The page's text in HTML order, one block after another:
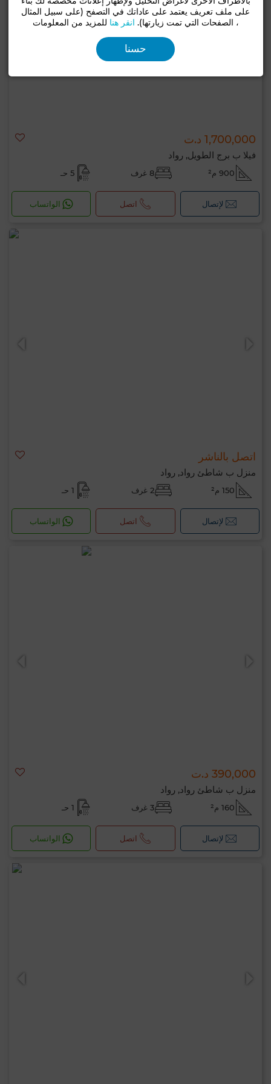
1,700,000 د.ت
فيلا ب برج الطويل, رواد
900 م² 8 غرف 5 حـ
لإتصال اتصل الواتساب
اتصل بالناشر
منزل ب شاطئ رواد, رواد
150 م² 2 غرف 1 حـ
لإتصال اتصل الواتساب
390,000 د.ت
منزل ب شاطئ رواد, رواد
160 م² 3 غرف 1 حـ
لإتصال اتصل الواتساب
على ملف تعريف يعتمد على عاداتك في التصفح (على سبيل المثال
، الصفحات التي تمت زيارتها). انقر هنا للمزيد من المعلومات
حسنا